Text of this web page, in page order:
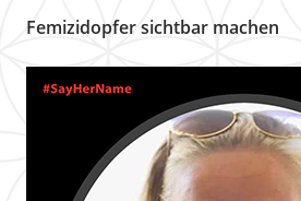
Femizidopfer sichtbar machen